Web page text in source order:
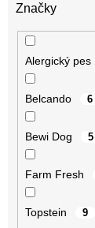
Značky
Alergický pes
Belcando 6
Bewi Dog 5
Farm Fresh
Topstein 9